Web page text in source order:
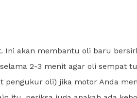
Ini akan membantu oli baru
2-3 menit agar oli sempat
pengukur oli) jika motor Anda